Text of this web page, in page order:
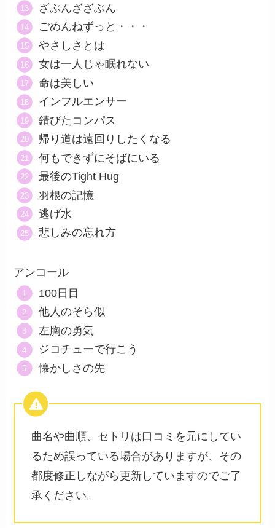
ざぶんざざぶん
ごめんねずっと・・・
やさしさとは
女は一人じゃ眠れない
命は美しい
インフルエンサー
錆びたコンパス
帰り道は遠回りしたくなる
何もできずにそばにいる
最後のTight Hug
羽根の記憶
逃げ水
悲しみの忘れ方
アンコール
100日目
他人のそら似
左胸の勇気
ジコチューで行こう
懐かしさの先
曲名や曲順、セトリは口コミを元にしてい
るため誤っている場合がありますが、その
都度修正しながら更新していますのでご了
承ください。